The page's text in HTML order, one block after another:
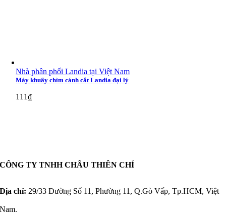
Nhà phân phối Landia tại Việt Nam
Máy khuấy chìm cánh cắt Landia đại lý
111₫
CÔNG TY TNHH CHÂU THIÊN CHÍ
Địa chỉ: 29/33 Đường Số 11, Phường 11, Q.Gò Vấp, Tp.HCM, Việt
Nam.